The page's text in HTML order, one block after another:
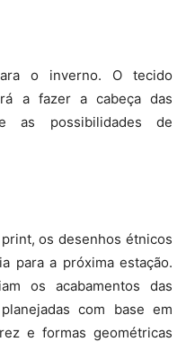
o inverno. O tecido
a fazer a cabeça das
as possibilidades de
os desenhos étnicos
para a próxima estação.
os acabamentos das
com base em
e formas geométricas